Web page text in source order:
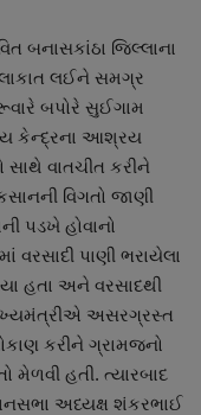
બનાસકાંઠા જિલ્લાના
લઈને સમગ્ર
બપોરે સુઈગામ
કેન્દ્રના આશ્રય
વાતચીત કરીને
વિગતો જાણી
પડખે હોવાનો
વરસાદી પાણી ભરાયેલા
હતા અને વરસાદથી
અસરગ્રસ્ત
કરીને ગ્રામજનો
મેળવી હતી. ત્યારબાદ
અધ્યક્ષ શંકરભાઈ